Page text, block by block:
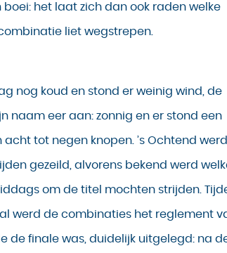
boei: het laat zich dan ook raden welke
liet wegstrepen.
nog koud en stond er weinig wind, de
naam eer aan: zonnig en er stond een
acht tot negen knopen. ’s Ochtend
gezeild, alvorens bekend werd
om de titel mochten strijden.
werd de combinaties het reglement
de finale was, duidelijk uitgelegd: na